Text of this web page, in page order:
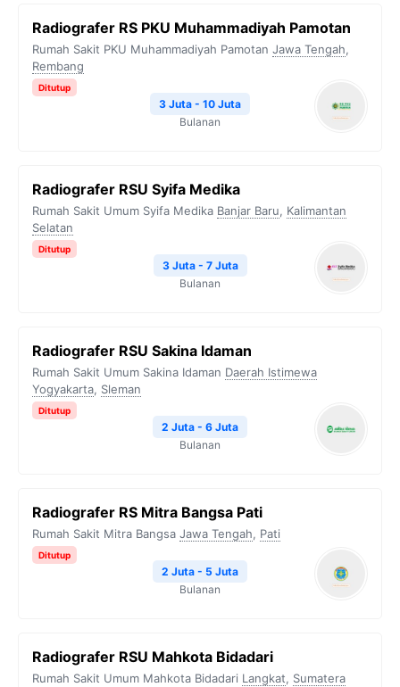
Radiografer RS PKU Muhammadiyah Pamotan
Rumah Sakit PKU Muhammadiyah Pamotan Jawa Tengah,
Rembang
Ditutup
3 Juta - 10 Juta
Bulanan
Radiografer RSU Syifa Medika
Rumah Sakit Umum Syifa Medika Banjar Baru, Kalimantan
Selatan
Ditutup
3 Juta - 7 Juta
Bulanan
Radiografer RSU Sakina Idaman
Rumah Sakit Umum Sakina Idaman Daerah Istimewa
Yogyakarta, Sleman
Ditutup
2 Juta - 6 Juta
Bulanan
Radiografer RS Mitra Bangsa Pati
Rumah Sakit Mitra Bangsa Jawa Tengah, Pati
Ditutup
2 Juta - 5 Juta
Bulanan
Radiografer RSU Mahkota Bidadari
Rumah Sakit Umum Mahkota Bidadari Langkat, Sumatera